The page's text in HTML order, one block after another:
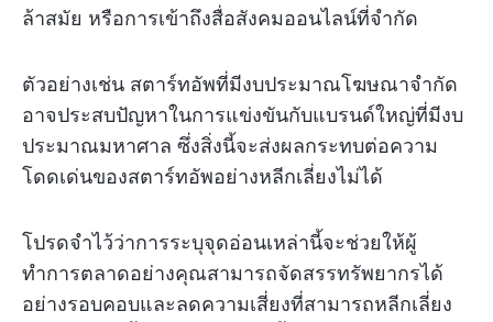
ล้าสมัย หรือการเข้าถึงสื่อสังคมออนไลน์ที่จำกัด
ตัวอย่างเช่น สตาร์ทอัพที่มีงบประมาณโฆษณาจำกัด
อาจประสบปัญหาในการแข่งขันกับแบรนด์ใหญ่ที่มีงบ
ประมาณมหาศาล ซึ่งสิ่งนี้จะส่งผลกระทบต่อความ
โดดเด่นของสตาร์ทอัพอย่างหลีกเลี่ยงไม่ได้
โปรดจำไว้ว่าการระบุจุดอ่อนเหล่านี้จะช่วยให้ผู้
ทำการตลาดอย่างคุณสามารถจัดสรรทรัพยากรได้
อย่างรอบคอบและลดความเสี่ยงที่สามารถหลีกเลี่ยง